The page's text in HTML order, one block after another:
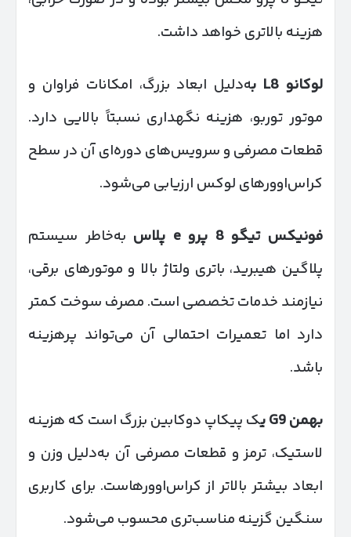
هزینه بالاتری خواهد داشت.
لوکانوL8 به‌دلیل ابعاد بزرگ، امکانات فراوان و
موتور توربو، هزینه نگهداری نسبتاً بالایی دارد.
قطعات مصرفی و سرویس‌های دوره‌ای آن در سطح
کراس‌اوورهای لوکس ارزیابی می‌شود.
فونیکس تیگو 8 پرو e پلاس به‌خاطر سیستم
پلاگین هیبرید، باتری ولتاژ بالا و موتورهای برقی،
نیازمند خدمات تخصصی است. مصرف سوخت کمتر
دارد اما تعمیرات احتمالی آن می‌تواند پرهزینه
باشد.
بهمن یک پیکاپ دوکابین بزرگ است که هزینه
لاستیک، ترمز و قطعات مصرفی آن به‌دلیل وزن و
ابعاد بیشتر بالاتر از کراس‌اوورهاست. برای کاربری
سنگین گزینه مناسب‌تری محسوب می‌شود.